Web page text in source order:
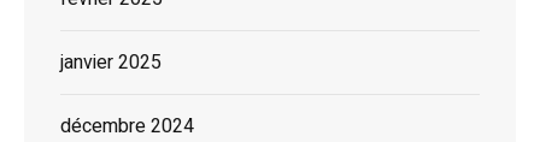
janvier 2025
décembre 2024